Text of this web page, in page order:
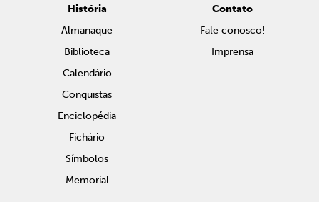
História
Almanaque
Biblioteca
Calendário
Conquistas
Enciclopédia
Fichário
Símbolos
Memorial
Contato
Fale conosco!
Imprensa